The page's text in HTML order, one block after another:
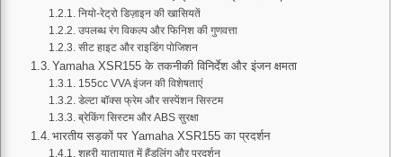
नियो-रेट्रो डिज़ाइन की खासियतें
उपलब्ध रंग विकल्प और फिनिश की गुणवत्ता
सीट हाइट और राइडिंग पोजिशन
Yamaha XSR155 के तकनीकी विनिर्देश और इंजन क्षमता
155cc VVA इंजन की विशेषताएं
डेल्टा बॉक्स फ्रेम और सस्पेंशन सिस्टम
ब्रेकिंग सिस्टम और ABS सुरक्षा
भारतीय सड़कों पर Yamaha XSR155 का प्रदर्शन
शहरी यातायात में हैंडलिंग और प्रदर्शन